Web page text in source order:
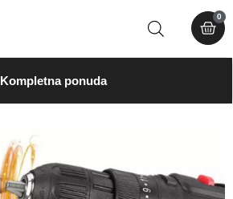
0
Kompletna ponuda